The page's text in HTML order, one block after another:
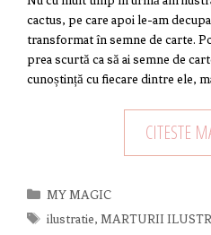
cactus, pe care apoi le-am
transformat în semne de carte.
prea scurtă ca să ai semne de
cunoștință cu fiecare dintre ele,
CITESTE
Categorii
MY MAGIC
Etichete
ilustratie, MARTURII